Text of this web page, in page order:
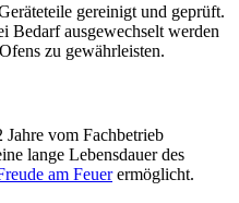
gereinigt und geprüft.
Bedarf ausgewechselt werden
zu gewährleisten.
vom Fachbetrieb
lange Lebensdauer des
am Feuerermöglicht.